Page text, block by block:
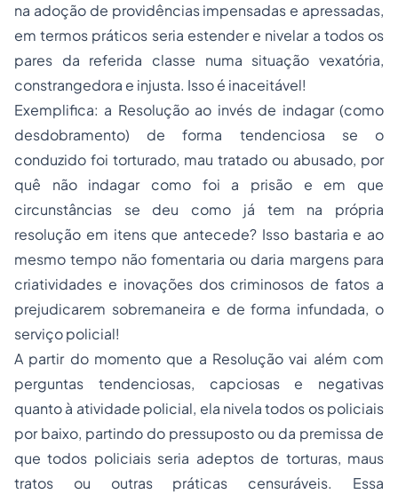
na adoção de providências impensadas e apressadas,
em termos práticos seria estender e nivelar a todos os
pares da referida classe numa situação vexatória,
constrangedora e injusta. Isso é inaceitável!
Exemplifica: a Resolução ao invés de indagar (como
desdobramento) de forma tendenciosa se o
conduzido foi torturado, mau tratado ou abusado, por
quê não indagar como foi a prisão e em que
circunstâncias se deu como já tem na própria
resolução em itens que antecede? Isso bastaria e ao
mesmo tempo não fomentaria ou daria margens para
criatividades e inovações dos criminosos de fatos a
prejudicarem sobremaneira e de forma infundada, o
serviço policial!
A partir do momento que a Resolução vai além com
perguntas tendenciosas, capciosas e negativas
quanto à atividade policial, ela nivela todos os policiais
por baixo, partindo do pressuposto ou da premissa de
que todos policiais seria adeptos de torturas, maus
tratos ou outras práticas censuráveis. Essa